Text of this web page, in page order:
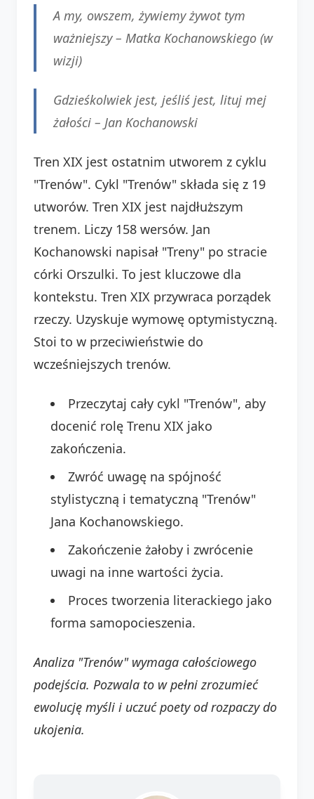
A my, owszem, żywiemy żywot tym
ważniejszy – Matka Kochanowskiego (w
wizji)
Gdzieśkolwiek jest, jeśliś jest, lituj mej
żałości – Jan Kochanowski
Tren XIX jest ostatnim utworem z cyklu
"Trenów". Cykl "Trenów" składa się z 19
utworów. Tren XIX jest najdłuższym
trenem. Liczy 158 wersów. Jan
Kochanowski napisał "Treny" po stracie
córki Orszulki. To jest kluczowe dla
kontekstu. Tren XIX przywraca porządek
rzeczy. Uzyskuje wymowę optymistyczną.
Stoi to w przeciwieństwie do
wcześniejszych trenów.
Przeczytaj cały cykl "Trenów", aby
docenić rolę Trenu XIX jako
zakończenia.
Zwróć uwagę na spójność
stylistyczną i tematyczną "Trenów"
Jana Kochanowskiego.
Zakończenie żałoby i zwrócenie
uwagi na inne wartości życia.
Proces tworzenia literackiego jako
forma samopocieszenia.
Analiza "Trenów" wymaga całościowego
podejścia. Pozwala to w pełni zrozumieć
ewolucję myśli i uczuć poety od rozpaczy do
ukojenia.